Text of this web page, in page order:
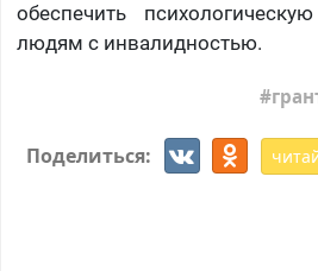
обеспечить
людям с инвалидностью.
Поделиться: